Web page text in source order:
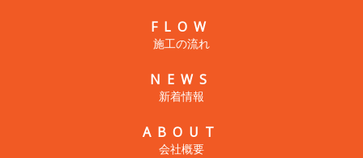
FLOW
施工の流れ
NEWS
新着情報
ABOUT
会社概要